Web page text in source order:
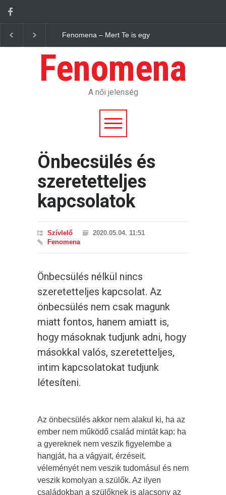
Fenomena – Mert Te is egy jelenség vagy.
Fenomena
A női jelenség
Önbecsülés és
szeretetteljes
kapcsolatok
Szívlelő
2020.05.04. 11:51
Fenomena
Önbecsülés nélkül nincs
szeretetteljes kapcsolat. Az
önbecsülés nem csak magunk
miatt fontos, hanem amiatt is,
hogy másoknak tudjunk adni, hogy
másokkal valós, szeretetteljes,
intim kapcsolatokat tudjunk
létesíteni.
Az önbecsülés akkor nem alakul ki, ha az
ember nem működő család mintát kap: ha
a gyereknek nem veszik figyelembe a
hangját, ha a vágyait, érzéseit,
véleményét nem veszik tudomásul és nem
veszik komolyan a szülők. Az ilyen
családokban a szülőknek is alacsony az